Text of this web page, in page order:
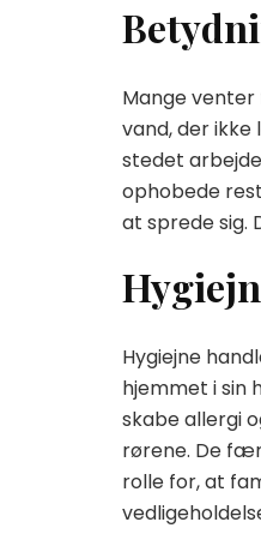
Mange
vand, der
stedet
ophobede
at sprede sig.
Hygiejne
hjemmet i sin
skabe allergi
rørene. De
rolle for, at